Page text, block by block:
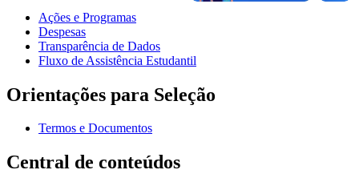
Ações e Programas
Despesas
Transparência de Dados
Fluxo de Assistência Estudantil
Orientações para Seleção
Termos e Documentos
Central de conteúdos